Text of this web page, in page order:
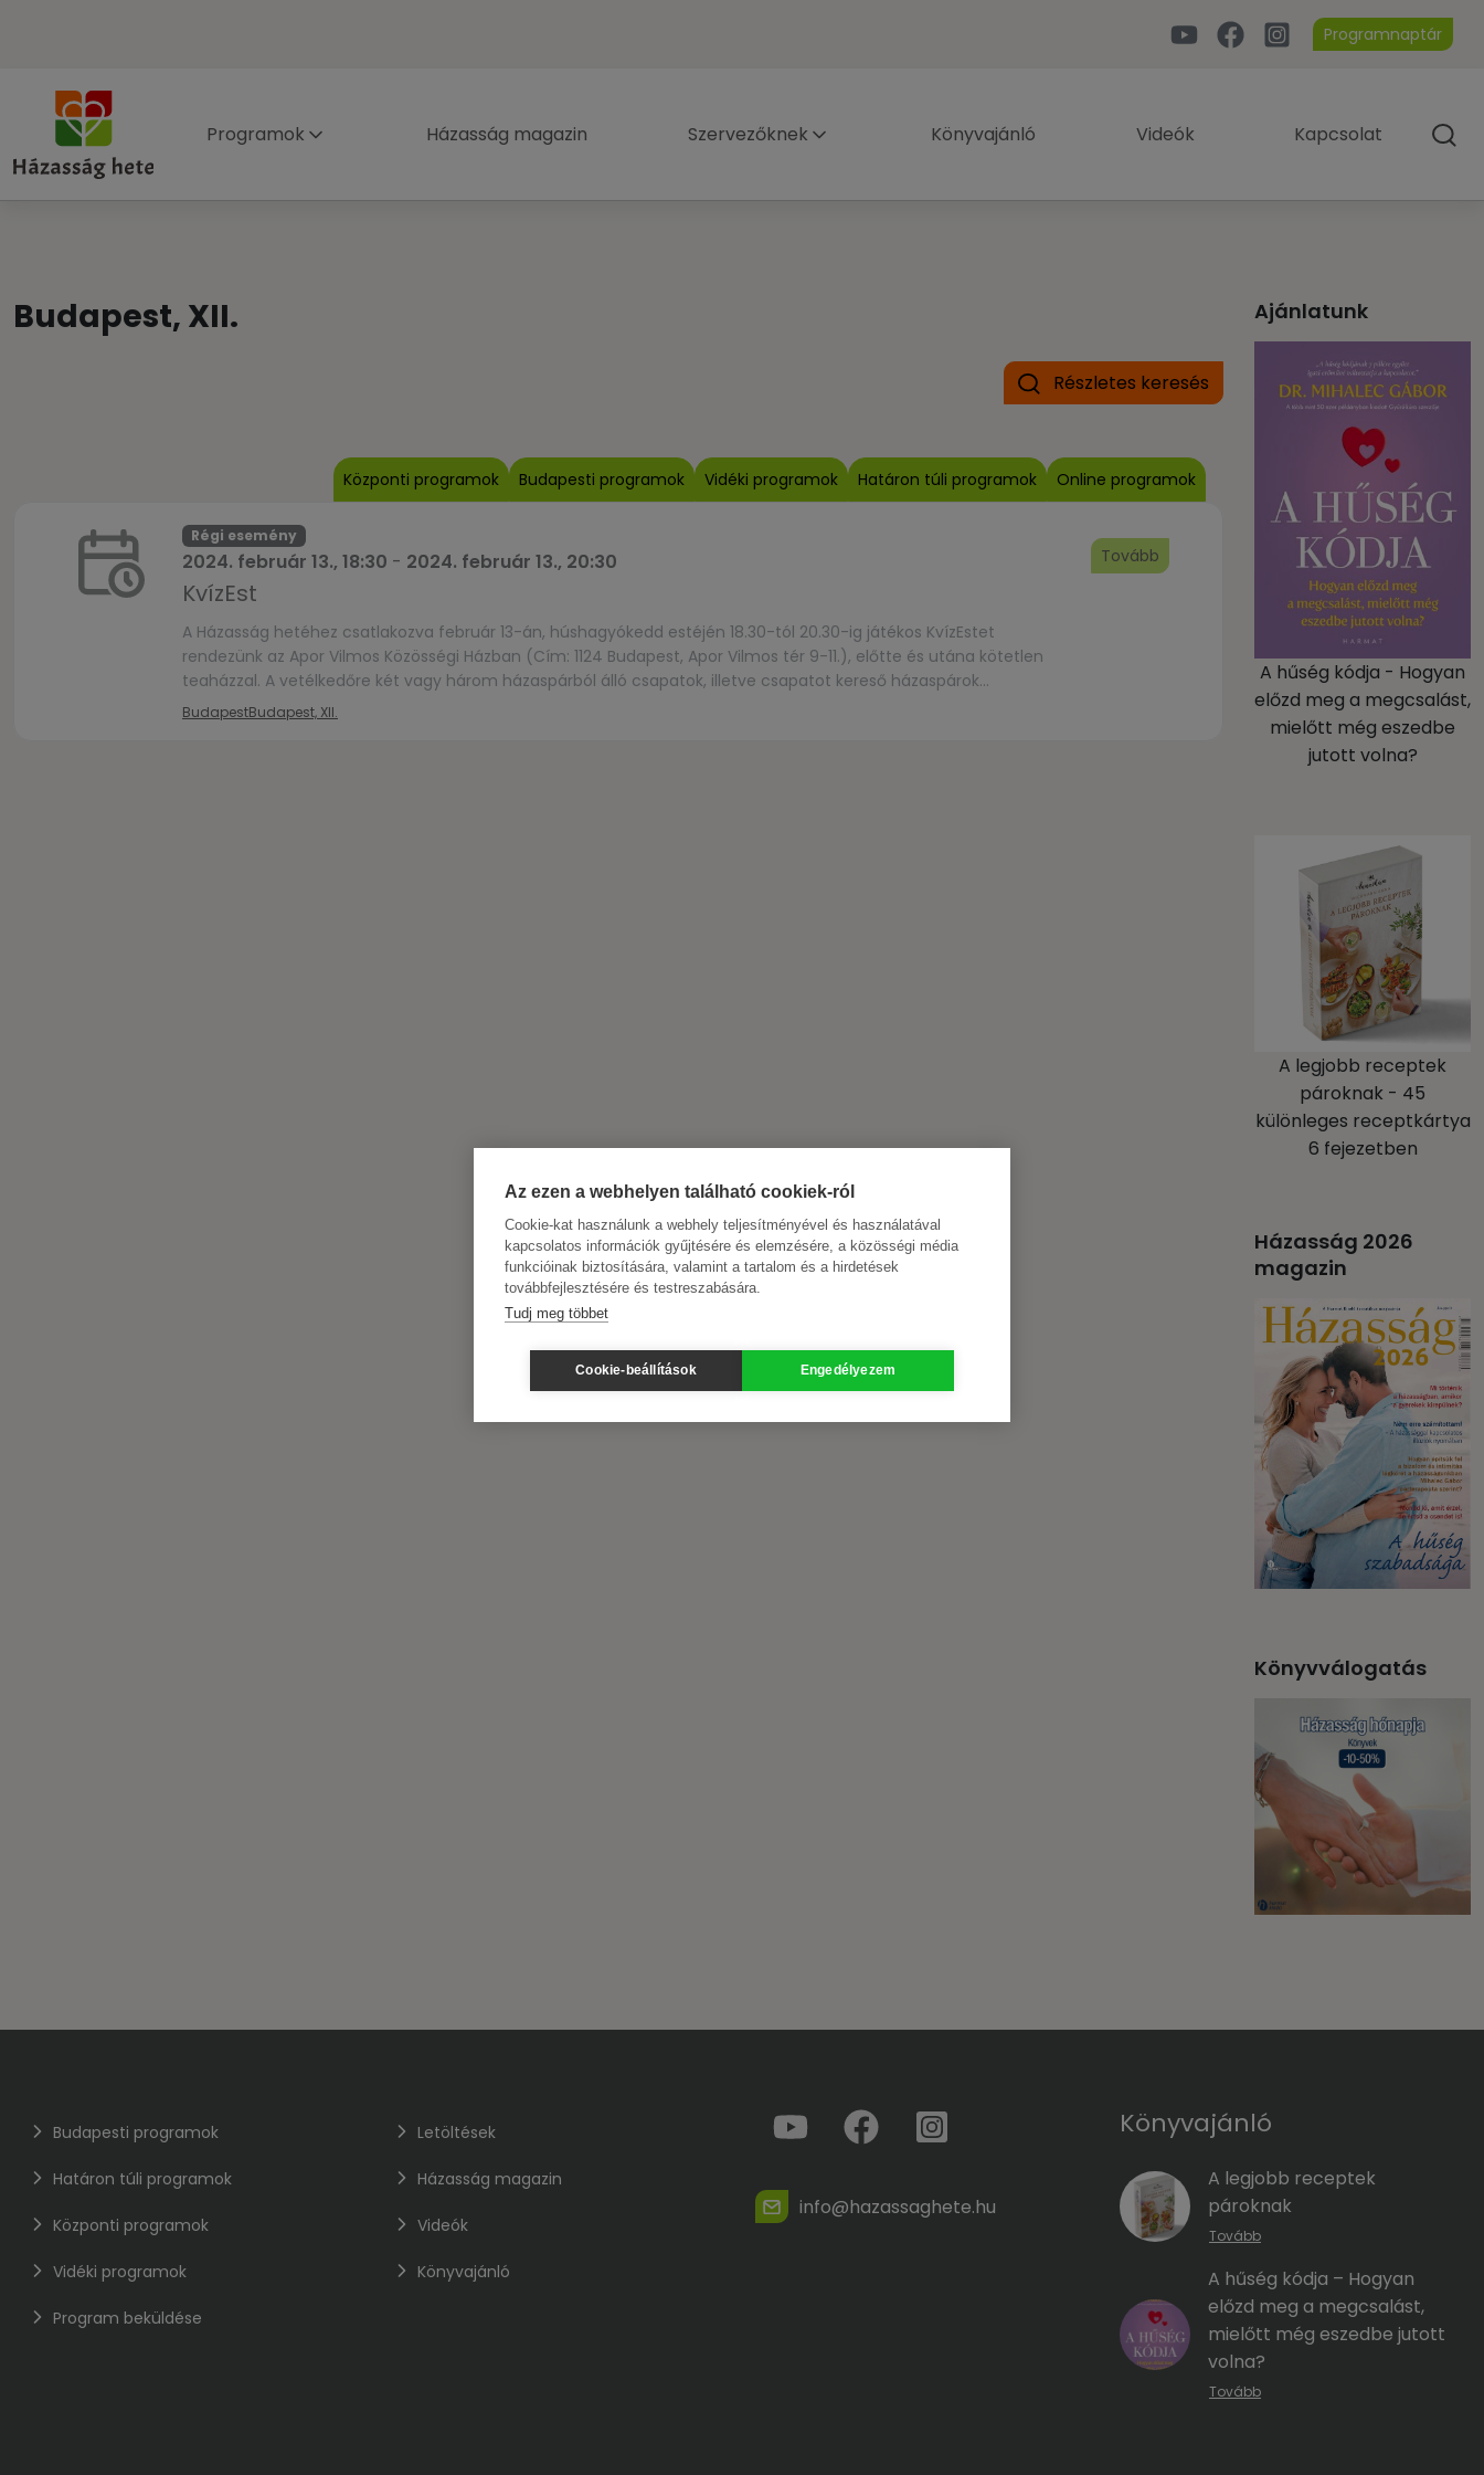
Programnaptár
Programok Házasság magazin Szervezőknek Könyvajánló Videók Kapcsolat
Budapest, XII.
Részletes keresés
Központi programok Budapesti programok Vidéki programok Határon túli programok Online programok
Régi esemény
2024. február 13., 18:30 - 2024. február 13., 20:30
KvízEst
A Házasság hetéhez csatlakozva február 13-án, húshagyókedd estéjén 18.30-tól 20.30-ig játékos KvízEstet
rendezünk az Apor Vilmos Közösségi Házban (Cím: 1124 Budapest, Apor Vilmos tér 9-11.), előtte és utána kötetlen
teaházzal. A vetélkedőre két vagy három házaspárból álló csapatok, illetve csapatot kereső házaspárok
jelentkezését várjuk az alábbi linken: https://bit.ly/hh-kvizest-24.Felhívjuk a figyelmet, hogy mivel a Közösségi Ház
BudapestBudapest, XII.
Tovább
Ajánlatunk
A hűség kódja - Hogyan
előzd meg a megcsalást,
mielőtt még eszedbe
jutott volna?
A legjobb receptek
pároknak - 45
különleges receptkártya
6 fejezetben
Házasság 2026
magazin
Könyvválogatás
Budapesti programok
Határon túli programok
Központi programok
Vidéki programok
Program beküldése
Letöltések
Házasság magazin
Videók
Könyvajánló
info@hazassaghete.hu
Könyvajánló
A legjobb receptek
pároknak
Tovább
A hűség kódja – Hogyan
előzd meg a megcsalást,
mielőtt még eszedbe jutott
volna?
Tovább
Az ezen a webhelyen található cookiek-ról
Cookie-kat használunk a webhely teljesítményével és használatával
kapcsolatos információk gyűjtésére és elemzésére, a közösségi média
funkcióinak biztosítására, valamint a tartalom és a hirdetések
továbbfejlesztésére és testreszabására.
Tudj meg többet
Cookie-beállítások Engedélyezem